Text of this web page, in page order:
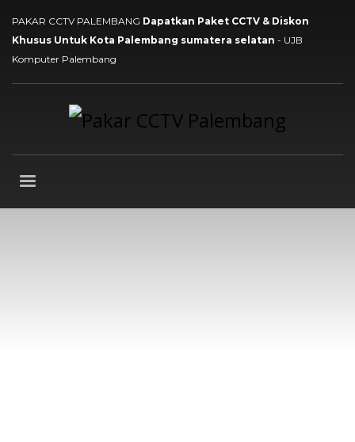
PAKAR CCTV PALEMBANG Dapatkan Paket CCTV & Diskon
Khusus Untuk Kota Palembang sumatera selatan - UJB
Komputer Palembang